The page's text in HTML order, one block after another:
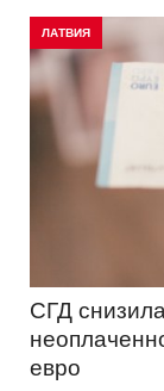
ЛАТВИЯ
СГД
евро